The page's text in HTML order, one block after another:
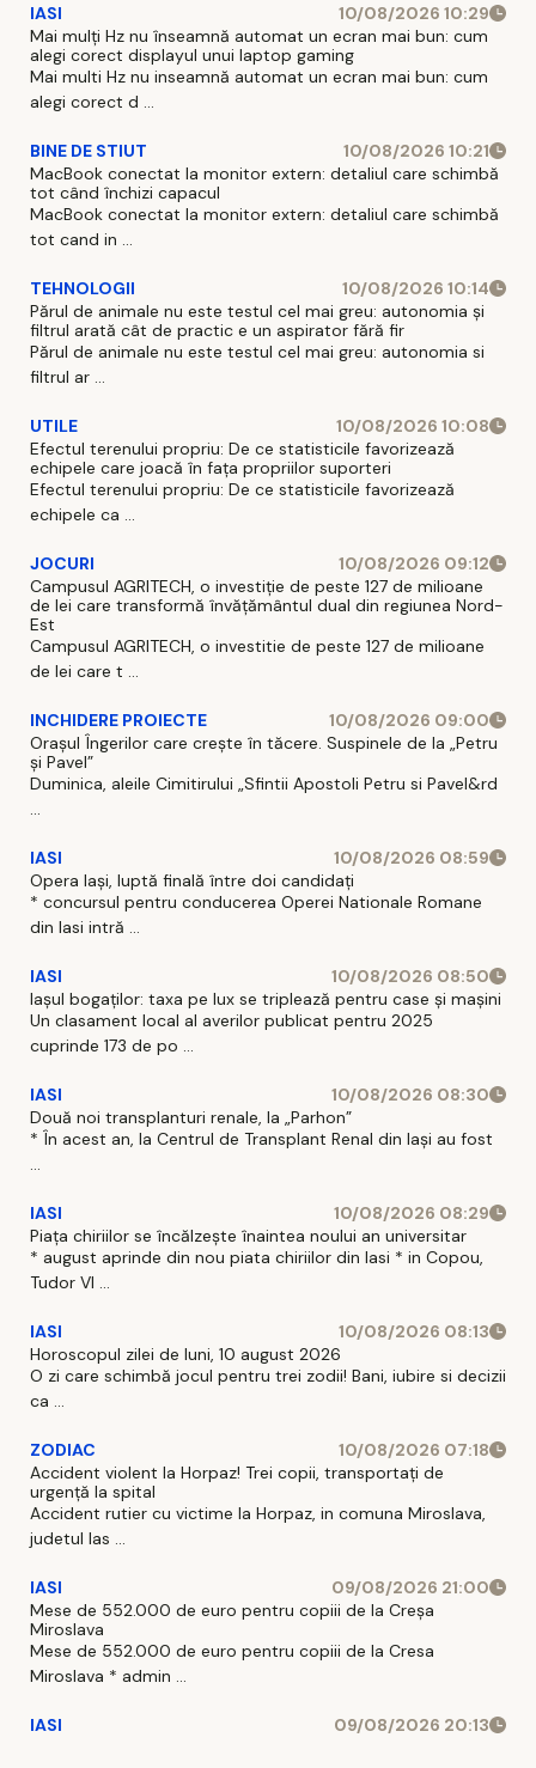
IASI
10/08/2026 10:29
Mai mulți Hz nu înseamnă automat un ecran mai bun: cum
alegi corect displayul unui laptop gaming
Mai multi Hz nu inseamnă automat un ecran mai bun: cum
alegi corect d ...
BINE DE STIUT
10/08/2026 10:21
MacBook conectat la monitor extern: detaliul care schimbă
tot când închizi capacul
MacBook conectat la monitor extern: detaliul care schimbă
tot cand in ...
TEHNOLOGII
10/08/2026 10:14
Părul de animale nu este testul cel mai greu: autonomia și
filtrul arată cât de practic e un aspirator fără fir
Părul de animale nu este testul cel mai greu: autonomia si
filtrul ar ...
UTILE
10/08/2026 10:08
Efectul terenului propriu: De ce statisticile favorizează
echipele care joacă în fața propriilor suporteri
Efectul terenului propriu: De ce statisticile favorizează
echipele ca ...
JOCURI
10/08/2026 09:12
Campusul AGRITECH, o investiție de peste 127 de milioane
de lei care transformă învățământul dual din regiunea Nord-
Est
Campusul AGRITECH, o investitie de peste 127 de milioane
de lei care t ...
INCHIDERE PROIECTE
10/08/2026 09:00
Orașul Îngerilor care crește în tăcere. Suspinele de la „Petru
și Pavel”
Duminica, aleile Cimitirului „Sfintii Apostoli Petru si Pavel&rd
...
IASI
10/08/2026 08:59
Opera Iași, luptă finală între doi candidați
* concursul pentru conducerea Operei Nationale Romane
din Iasi intră ...
IASI
10/08/2026 08:50
Iașul bogaților: taxa pe lux se triplează pentru case și mașini
Un clasament local al averilor publicat pentru 2025
cuprinde 173 de po ...
IASI
10/08/2026 08:30
Două noi transplanturi renale, la „Parhon”
* În acest an, la Centrul de Transplant Renal din Iaşi au fost
...
IASI
10/08/2026 08:29
Piața chiriilor se încălzește înaintea noului an universitar
* august aprinde din nou piata chiriilor din Iasi * in Copou,
Tudor Vl ...
IASI
10/08/2026 08:13
Horoscopul zilei de luni, 10 august 2026
O zi care schimbă jocul pentru trei zodii! Bani, iubire si decizii
ca ...
ZODIAC
10/08/2026 07:18
Accident violent la Horpaz! Trei copii, transportați de
urgență la spital
Accident rutier cu victime la Horpaz, in comuna Miroslava,
judetul Ias ...
IASI
09/08/2026 21:00
Mese de 552.000 de euro pentru copiii de la Creșa
Miroslava
Mese de 552.000 de euro pentru copiii de la Cresa
Miroslava * admin ...
IASI 09/08/2026 20:13